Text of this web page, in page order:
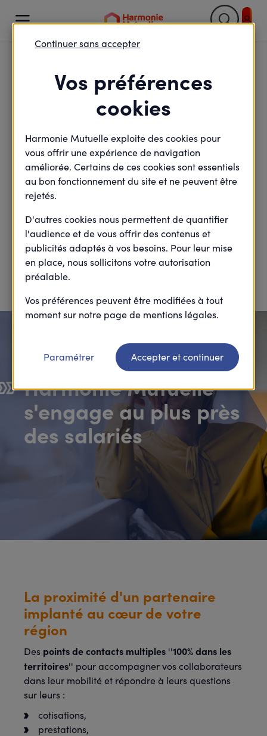

Les points de contact
dans les territoires
2minute(s) de lecture
min de lecture
En agence, par téléphone ou sur internet, nos
conseillers sont à l'écoute de vos salariés pour leur
apporter une réponse rapide et de qualité à toutes
Harmonie Mutuelle
s'engage au plus près
des salariés
La proximité d'un partenaire
implanté au cœur de votre
région
Des points de contacts multiples ''100% dans les
territoires'' pour accompagner vos collaborateurs
dans leur mobilité et répondre à leurs questions
sur leurs :
cotisations,
prestations,
Vos préférences
cookies
Harmonie Mutuelle exploite des cookies pour
vous offrir une expérience de navigation
améliorée. Certains de ces cookies sont essentiels
au bon fonctionnement du site et ne peuvent être
rejetés.
D'autres cookies nous permettent de quantifier
l'audience et de vous offrir des contenus et
publicités adaptés à vos besoins. Pour leur mise
en place, nous sollicitons votre autorisation
préalable.
Vos préférences peuvent être modifiées à tout
moment sur notre page de mentions légales.
Continuer sans accepter
Paramétrer Accepter et continuer